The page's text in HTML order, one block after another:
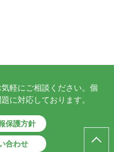
軽にご相談ください。個
に対応しております。
保護方針
合わせ